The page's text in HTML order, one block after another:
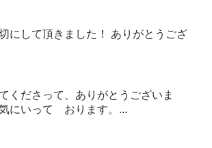
にして頂きました！ ありがとうござ
くださって、ありがとうございま
にいって おります。...